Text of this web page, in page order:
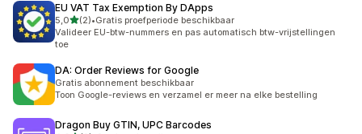
EU VAT Tax Exemption By DApps
5,0van 5 sterren
(2)
2 recensies in totaal
•Gratis proefperiode beschikbaar
Valideer EU-btw-nummers en pas automatisch btw-vrijstellingen
toe
DA: Order Reviews for Google
Gratis abonnement beschikbaar
Toon Google-reviews en verzamel er meer na elke bestelling
Dragon Buy GTIN, UPC Barcodes